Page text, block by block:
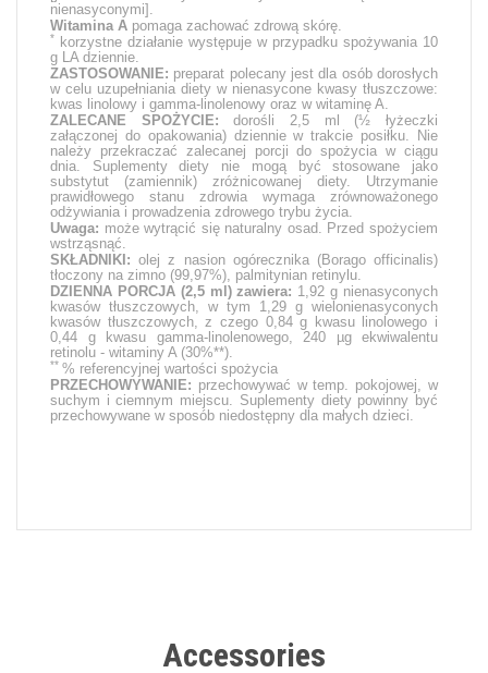
nienasyconymi].
Witamina A pomaga zachować zdrową skórę.
*
korzystne działanie występuje w przypadku spożywania 10
g LA dziennie.
ZASTOSOWANIE: preparat polecany jest dla osób dorosłych
w celu uzupełniania diety w nienasycone kwasy tłuszczowe:
kwas linolowy i gamma-linolenowy oraz w witaminę A.
ZALECANE SPOŻYCIE: dorośli 2,5 ml (½ łyżeczki
załączonej do opakowania) dziennie w trakcie posiłku. Nie
należy przekraczać zalecanej porcji do spożycia w ciągu
dnia. Suplementy diety nie mogą być stosowane jako
substytut (zamiennik) zróżnicowanej diety. Utrzymanie
prawidłowego stanu zdrowia wymaga zrównoważonego
odżywiania i prowadzenia zdrowego trybu życia.
Uwaga: może wytrącić się naturalny osad. Przed spożyciem
wstrząsnąć.
SKŁADNIKI: olej z nasion ogórecznika (Borago officinalis)
tłoczony na zimno (99,97%), palmitynian retinylu.
DZIENNA PORCJA (2,5 ml) zawiera: 1,92 g nienasyconych
kwasów tłuszczowych, w tym 1,29 g wielonienasyconych
kwasów tłuszczowych, z czego 0,84 g kwasu linolowego i
0,44 g kwasu gamma-linolenowego, 240 µg ekwiwalentu
retinolu - witaminy A (30%**).
** % referencyjnej wartości spożycia
PRZECHOWYWANIE: przechowywać w temp. pokojowej, w
suchym i ciemnym miejscu. Suplementy diety powinny być
przechowywane w sposób niedostępny dla małych dzieci.
Accessories